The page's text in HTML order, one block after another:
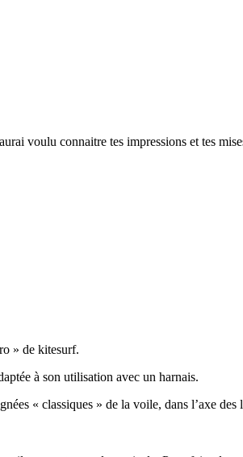
voulu connaitre tes impressions et tes
» de kitesurf.
à son utilisation avec un harnais.
« classiques » de la voile, dans l’axe